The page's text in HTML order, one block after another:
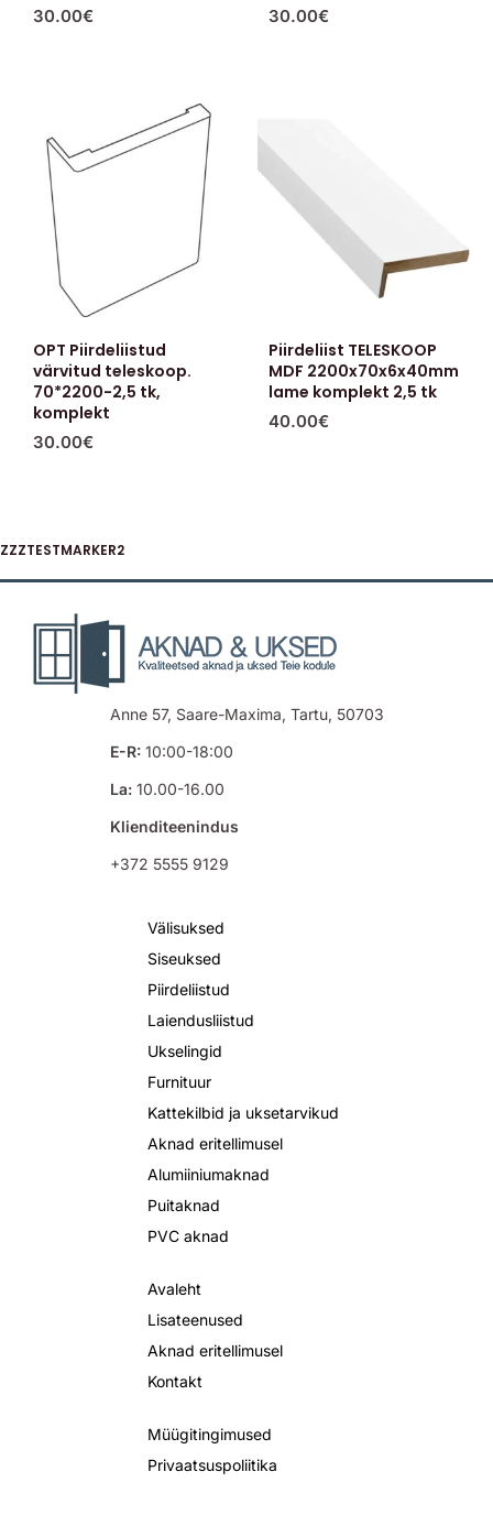
30.00€ 30.00€
OPT Piirdeliistud
värvitud teleskoop.
70*2200-2,5 tk,
komplekt
30.00€
Piirdeliist TELESKOOP
MDF 2200x70x6x40mm
lame komplekt 2,5 tk
40.00€
ZZZTESTMARKER2
Anne 57, Saare-Maxima, Tartu, 50703
E-R:10:00-18:00
La:10.00-16.00
Klienditeenindus
+372 5555 9129
Välisuksed
Siseuksed
Piirdeliistud
Laiendusliistud
Ukselingid
Furnituur
Kattekilbid ja uksetarvikud
Aknad eritellimusel
Alumiiniumaknad
Puitaknad
PVC aknad
Avaleht
Lisateenused
Aknad eritellimusel
Kontakt
Müügitingimused
Privaatsuspoliitika